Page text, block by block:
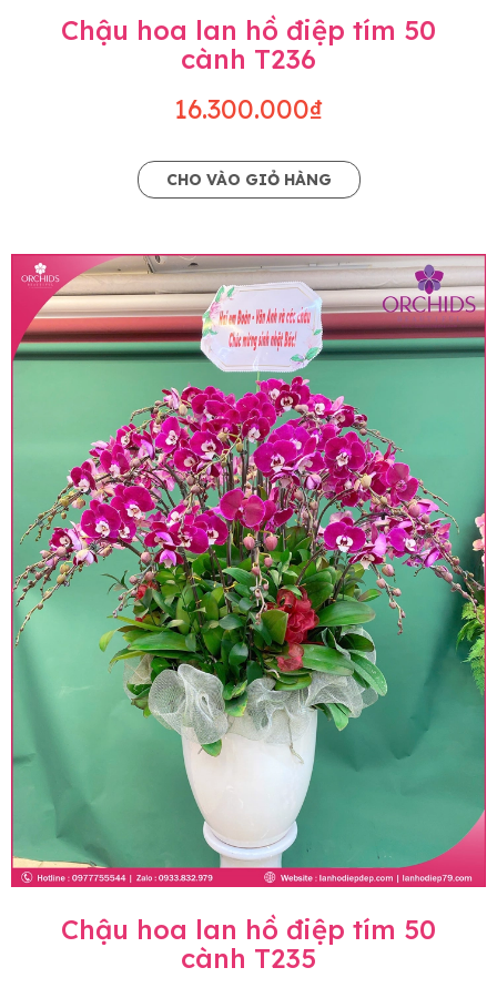
Chậu hoa lan hồ điệp tím 50
cành T236
16.300.000₫
CHO VÀO GIỎ HÀNG
Chậu hoa lan hồ điệp tím 50
cành T235